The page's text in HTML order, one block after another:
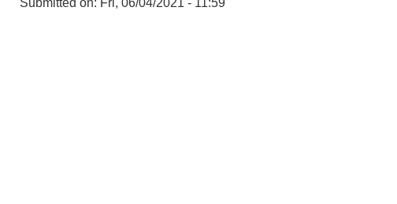
Submitted on: Fri, 06/04/2021 - 11:59